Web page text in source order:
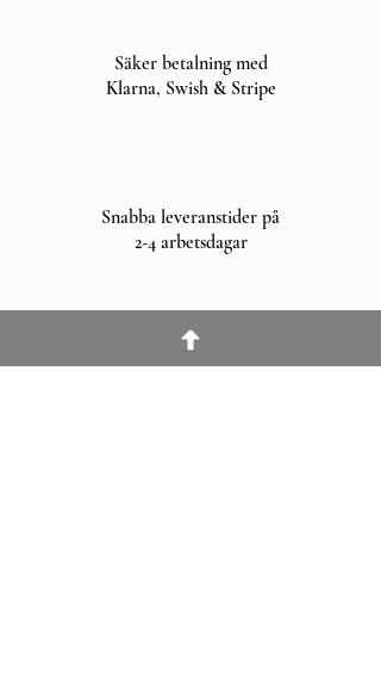
Säker betalning med
Klarna, Swish & Stripe
Snabba leveranstider på
2-4 arbetsdagar